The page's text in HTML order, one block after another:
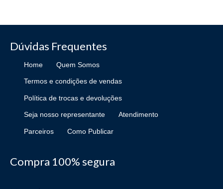
Dúvidas Frequentes
Home Quem Somos
Termos e condições de vendas
Política de trocas e devoluções
Seja nosso representante Atendimento
Parceiros Como Publicar
Compra 100% segura